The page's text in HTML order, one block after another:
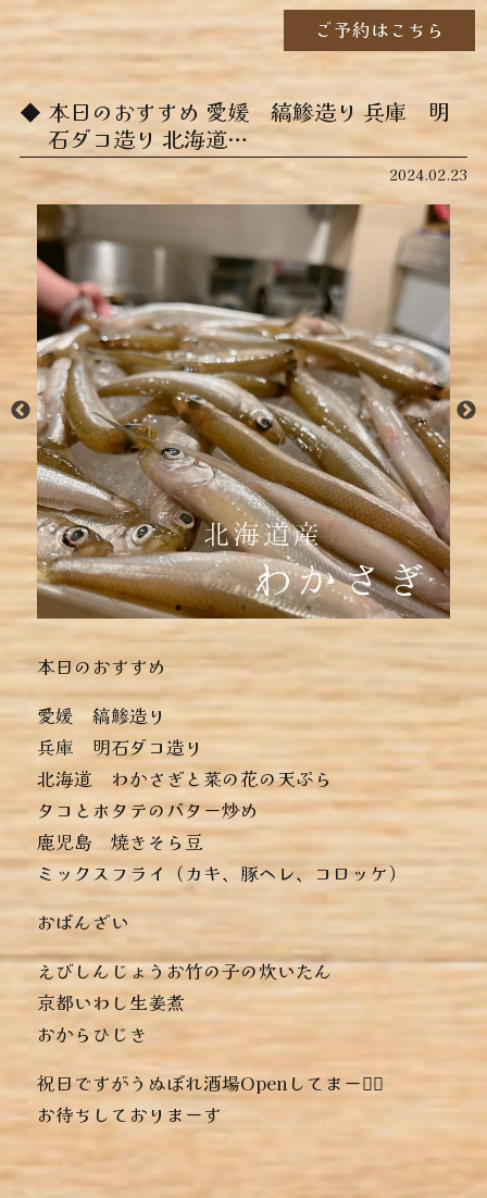
ご予約はこちら
本日のおすすめ ︎愛媛 縞鯵造り ︎兵庫 明
石ダコ造り ︎北海道…
2024.02.23
本日のおすすめ
︎愛媛 縞鯵造り
︎兵庫 明石ダコ造り
︎北海道 わかさぎと菜の花の天ぷら
︎タコとホタテのバター炒め
︎鹿児島 焼きそら豆
︎ミックスフライ（カキ、豚ヘレ、コロッケ）
おばんざい
︎えびしんじょうお竹の子の炊いたん
︎京都いわし生姜煮
︎おからひじき
祝日ですがうぬぼれ酒場Openしてまーす🏻‍
お待ちしておりまーす